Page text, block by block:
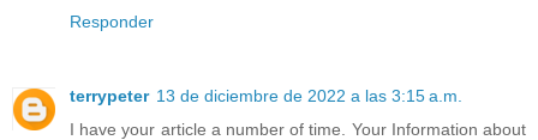
Responder
terrypeter 13 de diciembre de 2022 a las 3:15 a.m.
I have your article a number of time. Your Information about